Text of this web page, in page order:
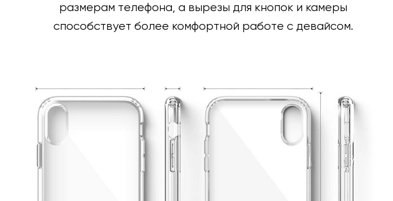
размерам телефона, а вырезы для кнопок и камеры
способствует более комфортной работе с девайсом.